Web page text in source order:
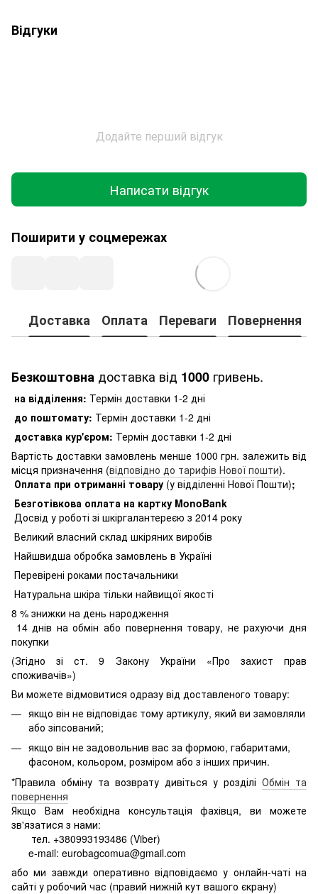
Відгуки
Додайте перший відгук
Написати відгук
Поширити у соцмережах
Доставка Оплата Переваги Повернення
Безкоштовна доставка від 1000 гривень.
на відділення: Термін доставки 1-2 дні
до поштомату: Термін доставки 1-2 дні
доставка кур'єром: Термін доставки 1-2 дні
Вартість доставки замовлень менше 1000 грн. залежить від
місця призначення (відповідно до тарифів Нової пошти).
Оплата при отриманні товару (у відділенні Нової Пошти);
Безготівкова оплата на картку MonoBank
Досвід у роботі зі шкіргалантереєю з 2014 року
Великий власний склад шкіряних виробів
Найшвидша обробка замовлень в Україні
Перевірені роками постачальники
Натуральна шкіра тільки найвищої якості
8 % знижки на день народження
14 днів на обмін або повернення товару, не рахуючи дня
покупки
(Згідно зі ст. 9 Закону України «Про захист прав
споживачів»)
Ви можете відмовитися одразу від доставленого товару:
якщо він не відповідає тому артикулу, який ви замовляли
або зіпсований;
якщо він не задовольнив вас за формою, габаритами,
фасоном, кольором, розміром або з інших причин.
*Правила обміну та возврату дивіться у розділі Обмін та
повернення
Якщо Вам необхідна консультація фахівця, ви можете
зв'язатися з нами:
тел. +380993193486 (Viber)
e-mail: eurobagcomua@gmail.com
або ми завжди оперативно відповідаємо у онлайн-чаті на
сайті у робочий час (правий нижній кут вашого єкрану)